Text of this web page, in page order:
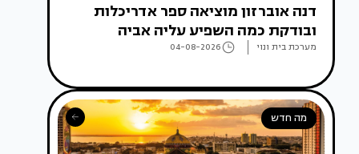
דנה אוברזון מוציאה ספר אדריכלות
ובודקת כמה השפיע עליה אביה
מערכת בית ונוי 04-08-2026
מה חדש